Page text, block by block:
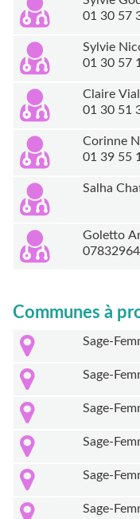
01 30 57
Sylvie
01 30 57
Claire
01 30 51
Corinne
01 39 55
Salha
Goletto
Communes à
Sage-
Sage-
Sage-
Sage-
Sage-
Sage-